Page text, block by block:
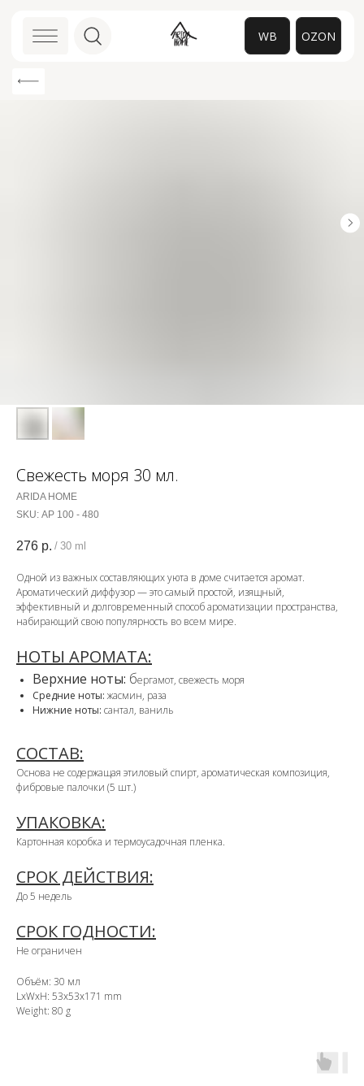
WB
Свежесть моря 30 мл.
ARIDA HOME
SKU: АР 100 - 480
276 р. / 30 ml
Одной из важных составляющих уюта в доме считается аромат.
Ароматический диффузор — это самый простой, изящный,
эффективный и долговременный способ ароматизации пространства,
набирающий свою популярность во всем мире.
НОТЫ АРОМАТА:
Верхние ноты: бергамот, свежесть моря
Средние ноты: жасмин, раза
Нижние ноты: сантал, ваниль
СОСТАВ:
Основа не содержащая этиловый спирт, ароматическая композиция,
фибровые палочки (5 шт.)
УПАКОВКА:
Картонная коробка и термоусадочная пленка.
СРОК ДЕЙСТВИЯ:
До 5 недель
СРОК ГОДНОСТИ:
Не ограничен
Объём: 30 мл
LxWxH: 53x53x171 mm
Weight: 80 g